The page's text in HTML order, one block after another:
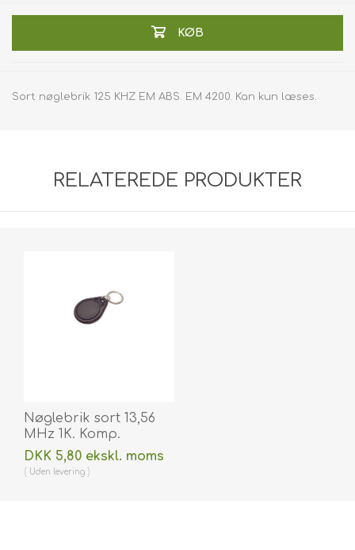
KØB
Sort nøglebrik 125 KHZ EM ABS. EM 4200. Kan kun læses.
RELATEREDE PRODUKTER
Nøglebrik sort 13,56
MHz 1K. Komp.
70102030N
DKK 5,80 ekskl. moms
Uden levering